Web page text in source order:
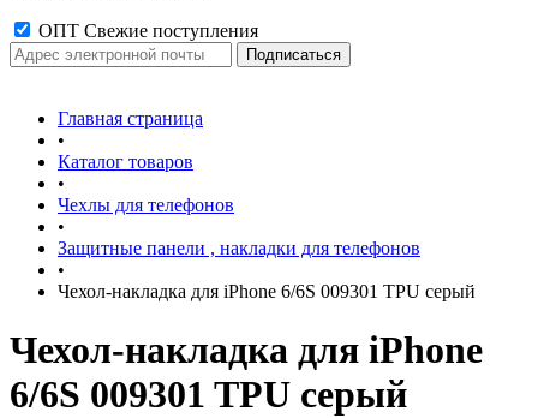
ОПТ Свежие поступления
Главная страница
•
Каталог товаров
•
Чехлы для телефонов
•
Защитные панели , накладки для телефонов
•
Чехол-накладка для iPhone 6/6S 009301 TPU серый
Чехол-накладка для iPhone
6/6S 009301 TPU серый